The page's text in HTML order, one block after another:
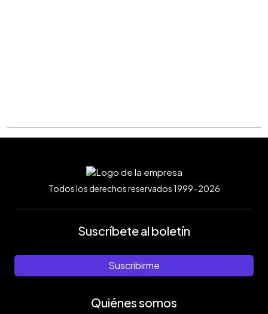
Todos los derechos reservados 1999-2026
Suscríbete al boletín
Suscribirme
Quiénes somos